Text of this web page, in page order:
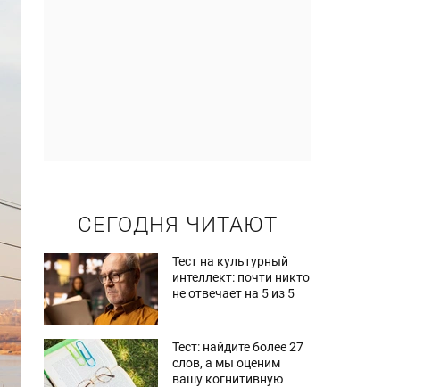
СЕГОДНЯ ЧИТАЮТ
Тест на культурный
интеллект: почти никто
не отвечает на 5 из 5
Тест: найдите более 27
слов, а мы оценим
вашу когнитивную